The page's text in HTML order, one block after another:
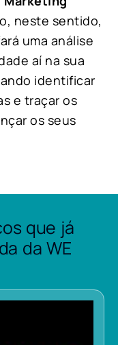
neste sentido,
uma análise
aí na sua
identificar
e traçar os
os seus
que já
da WE